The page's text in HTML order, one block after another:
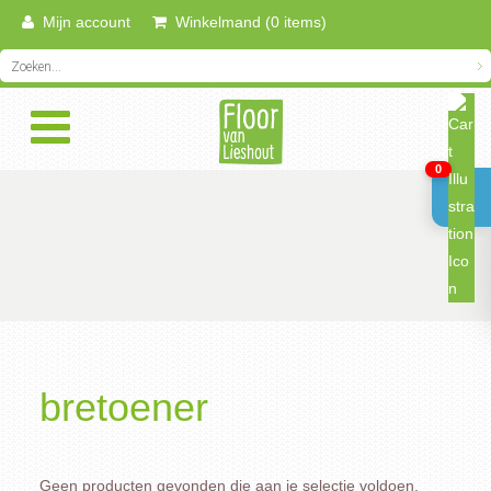
Mijn account Winkelmand (0 items)
bretoener
Geen producten gevonden die aan je selectie voldoen.
0